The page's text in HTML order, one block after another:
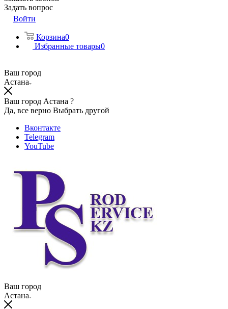
Задать вопрос
Войти
Корзина0
Избранные товары0
Ваш город
Астана
Ваш город Астана ?
Да, все верно Выбрать другой
Вконтакте
Telegram
YouTube
Ваш город
Астана